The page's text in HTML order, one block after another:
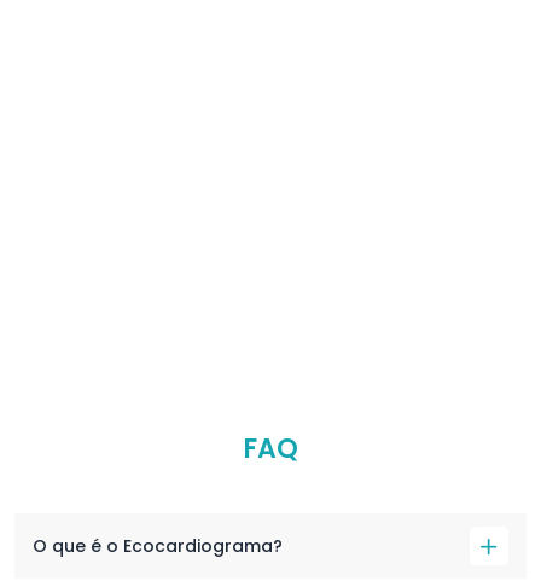
FAQ
O que é o Ecocardiograma?